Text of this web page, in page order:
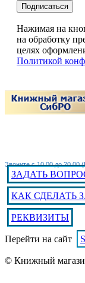
Подписаться
Нажимая на
на обработку
целях
Политикой
Звоните с 10.00 до 20.00
ЗАДАТЬ
КАК СДЕЛАТЬ
РЕКВИЗИТЫ
Перейти на сайт
© Книжный